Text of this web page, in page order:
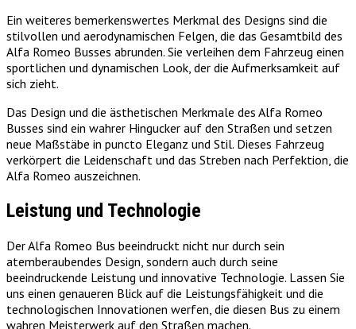
Ein weiteres bemerkenswertes Merkmal des Designs sind die
stilvollen und aerodynamischen Felgen, die das Gesamtbild des
Alfa Romeo Busses abrunden. Sie verleihen dem Fahrzeug einen
sportlichen und dynamischen Look, der die Aufmerksamkeit auf
sich zieht.
Das Design und die ästhetischen Merkmale des Alfa Romeo
Busses sind ein wahrer Hingucker auf den Straßen und setzen
neue Maßstäbe in puncto Eleganz und Stil. Dieses Fahrzeug
verkörpert die Leidenschaft und das Streben nach Perfektion, die
Alfa Romeo auszeichnen.
Leistung und Technologie
Der Alfa Romeo Bus beeindruckt nicht nur durch sein
atemberaubendes Design, sondern auch durch seine
beeindruckende Leistung und innovative Technologie. Lassen Sie
uns einen genaueren Blick auf die Leistungsfähigkeit und die
technologischen Innovationen werfen, die diesen Bus zu einem
wahren Meisterwerk auf den Straßen machen.